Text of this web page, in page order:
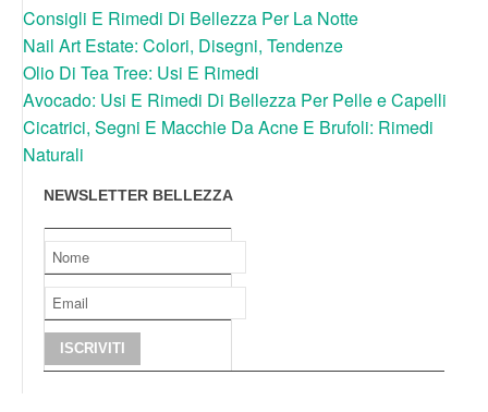
Consigli E Rimedi Di Bellezza Per La Notte
Nail Art Estate: Colori, Disegni, Tendenze
Olio Di Tea Tree: Usi E Rimedi
Avocado: Usi E Rimedi Di Bellezza Per Pelle e Capelli
Cicatrici, Segni E Macchie Da Acne E Brufoli: Rimedi
Naturali
NEWSLETTER BELLEZZA